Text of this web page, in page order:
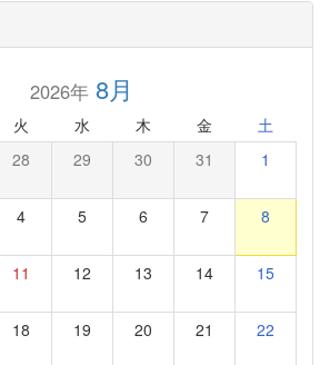
2026年8月
火 水 木 金 土
28 29 30 31 1
4 5 6 7 8
11 12 13 14 15
18 19 20 21 22